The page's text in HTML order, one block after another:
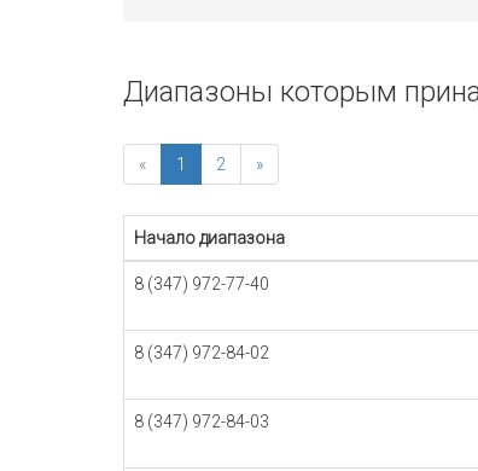
Диапазоны которым
« 1 2 »
Начало диапазона
8 (347) 972-77-40
8 (347) 972-84-02
8 (347) 972-84-03